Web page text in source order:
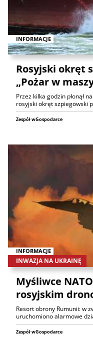
INFORMACJE
Rosyjski okręt
„Pożar w
Przez kilka godzin płonął
rosyjski okręt szpiegowski
Zespół wGospodarce
INFORMACJE
INWAZJA NA UKRAINĘ
Myśliwce
rosyjskim
Resort obrony Rumunii: w
uruchomiono alarmowe
Zespół wGospodarce